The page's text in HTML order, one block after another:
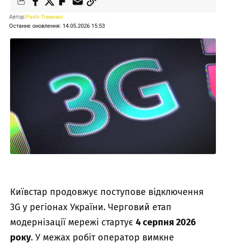
Останнє оновлення: 14.05.2026 15:53
Автор:Pavlo Томенко
Київстар продовжує поступове відключення
3G у регіонах України. Черговий етап
модернізації мережі стартує 4 серпня 2026
року. У межах робіт оператор вимкне